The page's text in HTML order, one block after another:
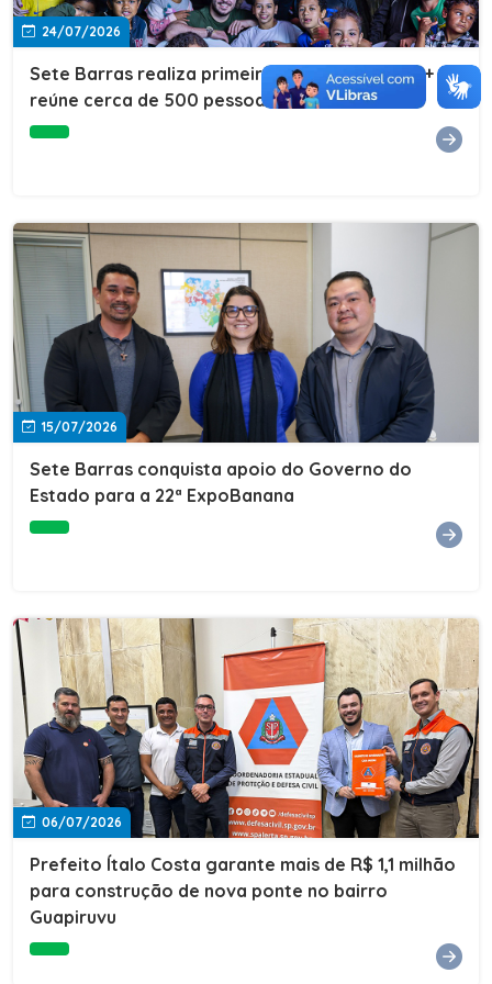
24/07/2026
Sete Barras realiza primeira edição do Cuidar+ e
reúne cerca de 500 pessoas na Vila São João
15/07/2026
Sete Barras conquista apoio do Governo do
Estado para a 22ª ExpoBanana
06/07/2026
Prefeito Ítalo Costa garante mais de R$ 1,1 milhão
para construção de nova ponte no bairro
Guapiruvu